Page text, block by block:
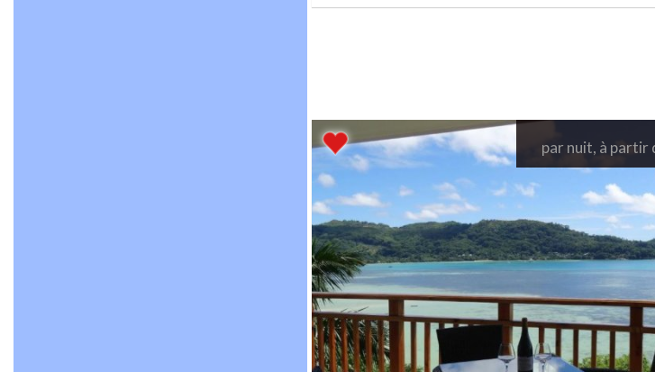
par nuit, à partir